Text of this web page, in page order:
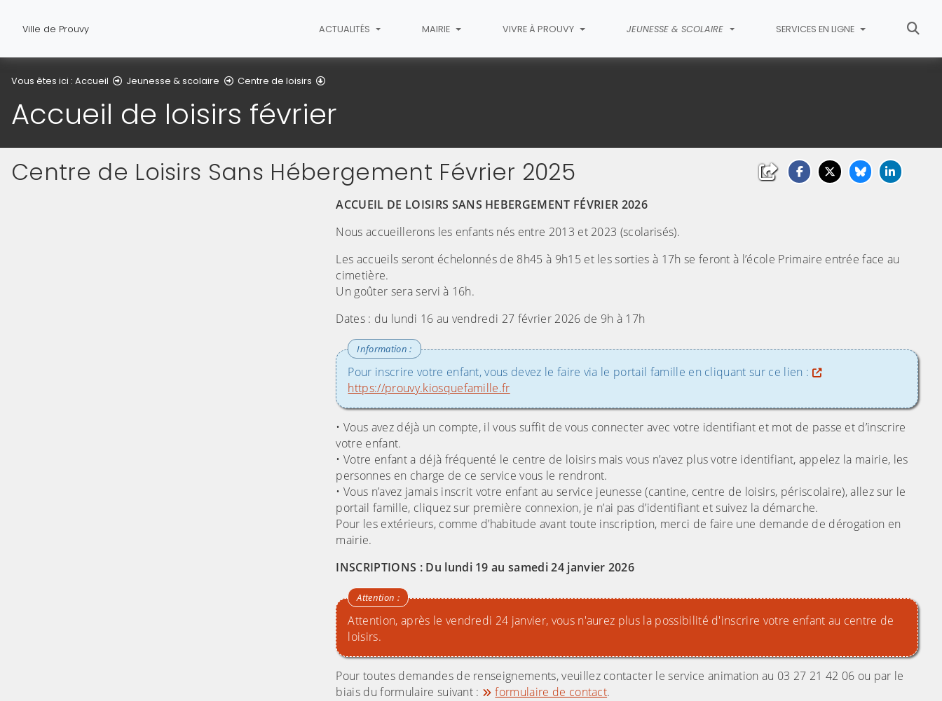
Ville de Prouvy ACTUALITÉS MAIRIE VIVRE À PROUVY JEUNESSE & SCOLAIRE SERVICES EN LIGNE
Vous êtes ici : Accueil Jeunesse & scolaire Centre de loisirs
Accueil de loisirs février
Centre de Loisirs Sans Hébergement Février 2025
ACCUEIL DE LOISIRS SANS HEBERGEMENT FÉVRIER 2026
Nous accueillerons les enfants nés entre 2013 et 2023 (scolarisés).
Les accueils seront échelonnés de 8h45 à 9h15 et les sorties à 17h se feront à l’école Primaire entrée face au
cimetière.
Un goûter sera servi à 16h.
Dates : du lundi 16 au vendredi 27 février 2026 de 9h à 17h
Pour inscrire votre enfant, vous devez le faire via le portail famille en cliquant sur ce lien :
https://prouvy.kiosquefamille.fr
• Vous avez déjà un compte, il vous suffit de vous connecter avec votre identifiant et mot de passe et d’inscrire
votre enfant.
• Votre enfant a déjà fréquenté le centre de loisirs mais vous n’avez plus votre identifiant, appelez la mairie, les
personnes en charge de ce service vous le rendront.
• Vous n’avez jamais inscrit votre enfant au service jeunesse (cantine, centre de loisirs, périscolaire), allez sur le
portail famille, cliquez sur première connexion, je n’ai pas d’identifiant et suivez la démarche.
Pour les extérieurs, comme d’habitude avant toute inscription, merci de faire une demande de dérogation en
mairie.
INSCRIPTIONS : Du lundi 19 au samedi 24 janvier 2026
Attention, après le vendredi 24 janvier, vous n'aurez plus la possibilité d'inscrire votre enfant au centre de
loisirs.
Pour toutes demandes de renseignements, veuillez contacter le service animation au 03 27 21 42 06 ou par le
biais du formulaire suivant :
formulaire de contact.